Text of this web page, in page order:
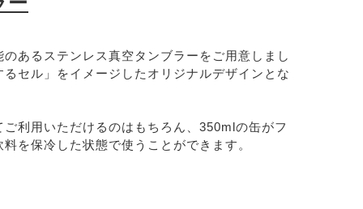
あるステンレス真空タンブラーをご用意しまし
セル」をイメージしたオリジナルデザインとな
利用いただけるのはもちろん、350mlの缶がフ
を保冷した状態で使うことができます。